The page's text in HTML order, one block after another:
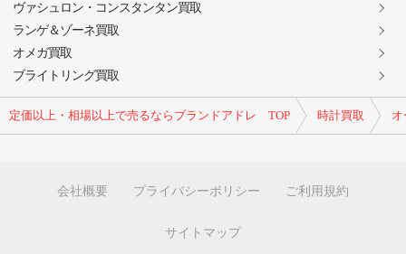
定価以上・相場以上で売るならブランドアドレ TOP 時計買取
ヴァシュロン・コンスタンタン買取
ランゲ＆ゾーネ買取
オメガ買取
ブライトリング買取
会社概要 プライバシーポリシー ご利用規約
サイトマップ